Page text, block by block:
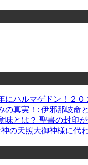
ハルマゲドン！２０
真実！: 伊邪那岐命
味とは？ 聖書の封印
の天照大御神様に